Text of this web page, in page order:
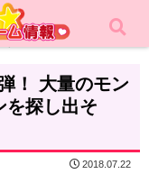
ゲーム
！ 大量のモン
を探し出そ
2018.07.22